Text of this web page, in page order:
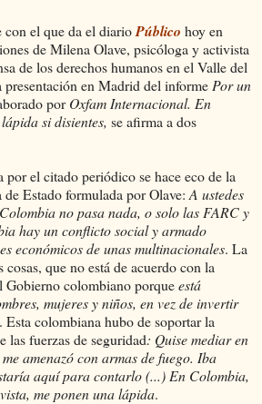
el que da el diarioPúblico hoy en
de Milena Olave, psicóloga y activista
de los derechos humanos en el Valle del
en Madrid del informe Por un
porOxfam Internacional. En
si disientes, se afirma a dos
el citado periódico se hace eco de la
Estado formulada por Olave: A ustedes
no pasa nada, o solo las FARC y
hay un conflicto social y armado
económicos de unas multinacionales. La
que no está de acuerdo con la
Gobierno colombiano porqueestá
mujeres y niños, en vez de invertir
. Esta colombiana hubo de soportar la
las fuerzas de seguridad: Quise mediar en
amenazó con armas de fuego. Iba
aquí para contarlo (...) En Colombia,
me ponen una lápida.